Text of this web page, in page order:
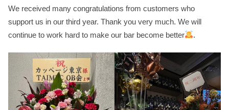
We received many congratulations from customers who
support us in our third year. Thank you very much. We will
continue to work hard to make our bar become better
.